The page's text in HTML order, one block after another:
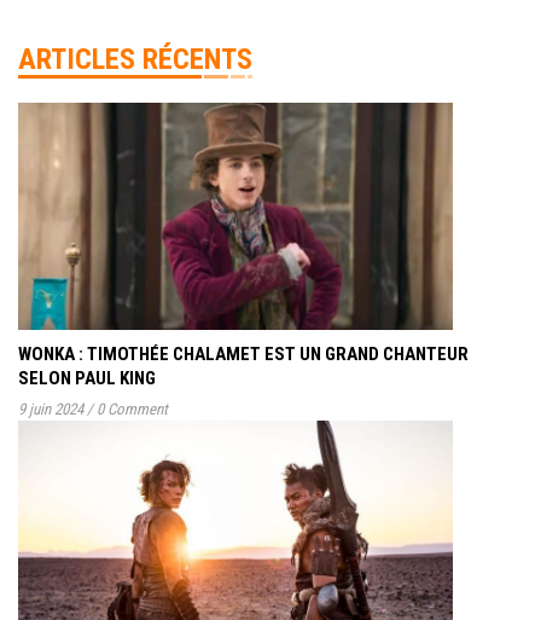
ARTICLES RÉCENTS
WONKA : TIMOTHÉE CHALAMET EST UN GRAND CHANTEUR
SELON PAUL KING
9 juin 2024 / 0 Comment